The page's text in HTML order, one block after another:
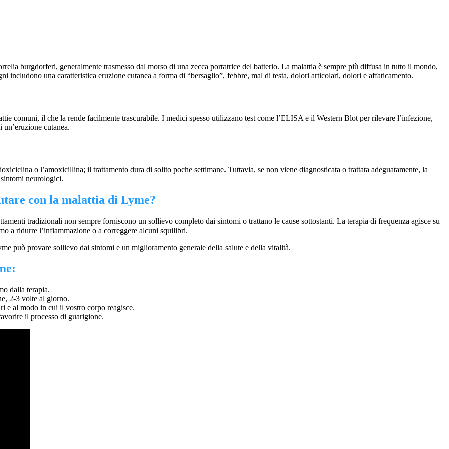
burgdorferi, generalmente trasmesso dal morso di una zecca portatrice del batterio. La malattia è sempre più diffusa in tutto il mondo,
includono una caratteristica eruzione cutanea a forma di “bersaglio”, febbre, mal di testa, dolori articolari, dolori e affaticamento.
comuni, il che la rende facilmente trascurabile. I medici spesso utilizzano test come l’ELISA e il Western Blot per rilevare l’infezione,
un’eruzione cutanea.
o l’amoxicillina; il trattamento dura di solito poche settimane. Tuttavia, se non viene diagnosticata o trattata adeguatamente, la
neurologici.
con la malattia di Lyme?
tradizionali non sempre forniscono un sollievo completo dai sintomi o trattano le cause sottostanti. La terapia di frequenza agisce su
a ridurre l’infiammazione o a correggere alcuni squilibri.
può provare sollievo dai sintomi e un miglioramento generale della salute e della vitalità.
dalla terapia.
2-3 volte al giorno.
e al modo in cui il vostro corpo reagisce.
il processo di guarigione.